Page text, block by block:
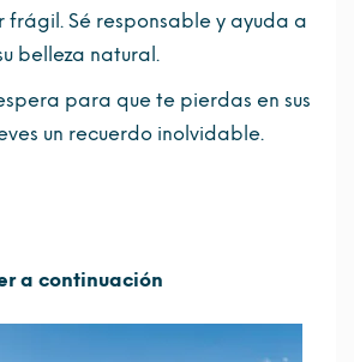
frágil. Sé responsable y ayuda a
belleza natural.
para que te pierdas en sus
un recuerdo inolvidable.
a continuación